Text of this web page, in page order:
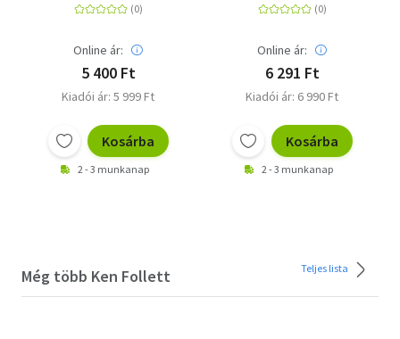
Online ár:
5 400 Ft
Kiadói ár: 5 999 Ft
Kosárba
2 - 3 munkanap
Online ár:
6 291 Ft
Kiadói ár: 6 990 Ft
Kosárba
2 - 3 munkanap
Még több Ken Follett Teljes lista